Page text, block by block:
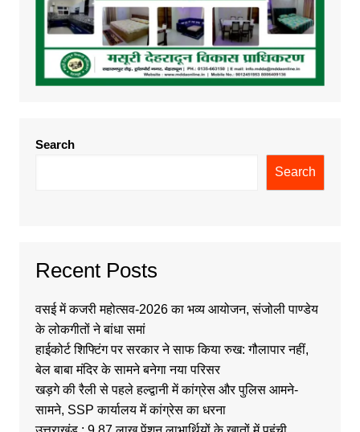
Search
Search
Recent Posts
वसई में कजरी महोत्सव-2026 का भव्य आयोजन, संजोली पाण्डेय
के लोकगीतों ने बांधा समां
हाईकोर्ट शिफ्टिंग पर सरकार ने साफ किया रुख: गौलापार नहीं,
बेल बाबा मंदिर के सामने बनेगा नया परिसर
खड़गे की रैली से पहले हल्द्वानी में कांग्रेस और पुलिस आमने-
सामने, SSP कार्यालय में कांग्रेस का धरना